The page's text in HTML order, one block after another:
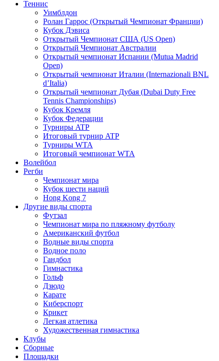
Теннис
Уимблдон
Ролан Гаррос (Открытый Чемпионат Франции)
Кубок Дэвиса
Открытый Чемпионат США (US Open)
Открытый Чемпионат Австралии
Открытый чемпионат Испании (Mutua Madrid
Open)
Открытый чемпионат Италии (Internazionali BNL
d’Italia)
Открытый чемпионат Дубая (Dubai Duty Free
Tennis Championships)
Кубок Кремля
Кубок Федерации
Турниры ATP
Итоговый турнир ATP
Турниры WTA
Итоговый чемпионат WTA
Волейбол
Регби
Чемпионат мира
Кубок шести наций
Hong Kong 7
Другие виды спорта
Футзал
Чемпионат мира по пляжному футболу
Американский футбол
Водные виды спорта
Водное поло
Гандбол
Гимнастика
Гольф
Дзюдо
Карате
Киберспорт
Крикет
Легкая атлетика
Художественная гимнастика
Клубы
Сборные
Площадки